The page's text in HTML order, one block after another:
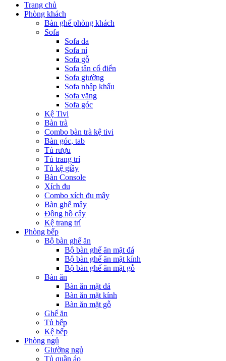
Trang chủ
Phòng khách
Bàn ghế phòng khách
Sofa
Sofa da
Sofa nỉ
Sofa gỗ
Sofa tân cổ điển
Sofa giường
Sofa nhập khẩu
Sofa văng
Sofa góc
Kệ Tivi
Bàn trà
Combo bàn trà kệ tivi
Bàn góc, tab
Tủ rượu
Tủ trang trí
Tủ kệ giầy
Bàn Console
Xích đu
Combo xích đu mây
Bàn ghế mây
Đồng hồ cây
Kệ trang trí
Phòng bếp
Bộ bàn ghế ăn
Bộ bàn ghế ăn mặt đá
Bộ bàn ghế ăn mặt kính
Bộ bàn ghế ăn mặt gỗ
Bàn ăn
Bàn ăn mặt đá
Bàn ăn mặt kính
Bàn ăn mặt gỗ
Ghế ăn
Tủ bếp
Kệ bếp
Phòng ngủ
Giường ngủ
Tủ quần áo